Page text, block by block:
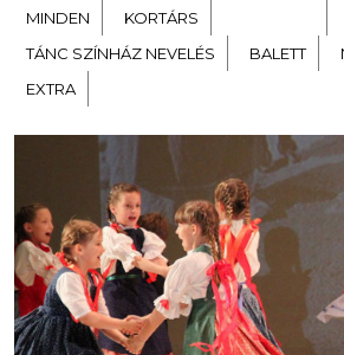
MINDEN KORTÁRS
TÁNC SZÍNHÁZ NEVELÉS
BALETT
EXTRA